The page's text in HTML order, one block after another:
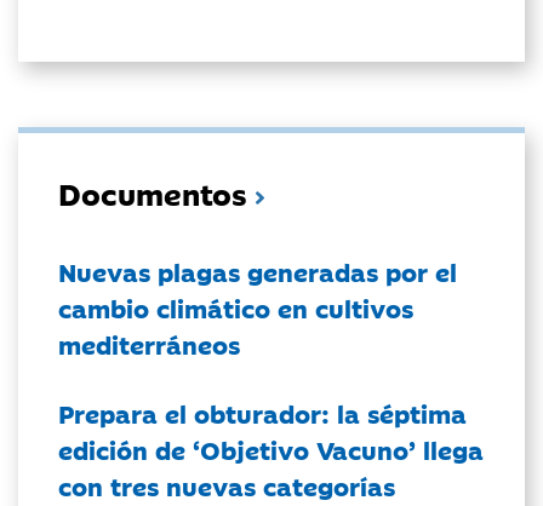
Documentos
Nuevas plagas generadas por el
cambio climático en cultivos
mediterráneos
Prepara el obturador: la séptima
edición de ‘Objetivo Vacuno’ llega
con tres nuevas categorías